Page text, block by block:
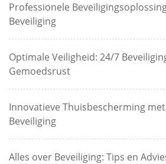
Professionele
Beveiliging
Optimale Veiligheid: 24/7
Gemoedsrust
Innovatieve Thuisbescherming
Beveiliging
Alles over Beveiliging: Tips en